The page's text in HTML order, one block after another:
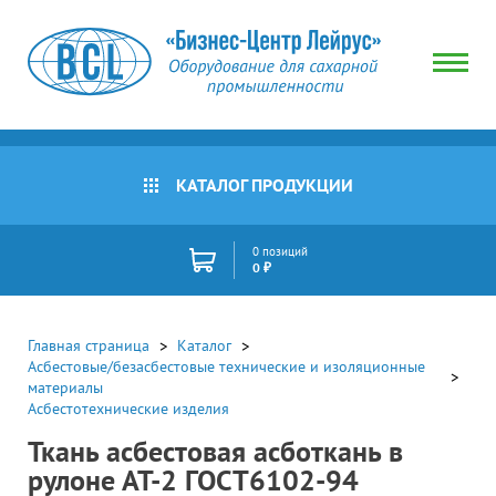
КАТАЛОГ ПРОДУКЦИИ
0 позиций
0 ₽
Главная страница
Каталог
Асбестовые/безасбестовые технические и изоляционные
материалы
Асбестотехнические изделия
Ткань асбестовая асботкань в
рулоне АТ-2 ГОСТ6102-94